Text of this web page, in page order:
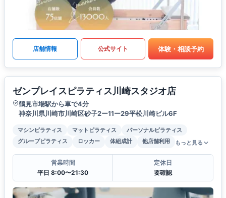
店舗情報 公式サイト 体験・相談予約
ゼンプレイスピラティス川崎スタジオ店
鶴見市場駅から車で4分
神奈川県川崎市川崎区砂子2ー11ー29平松川崎ビル6F
マシンピラティス マットピラティス
パーソナルピラティス
グループピラティス
ロッカー 体組成計 他店舗利用 もっと見る
営業時間
平日 8:00〜21:30
定休日
要確認